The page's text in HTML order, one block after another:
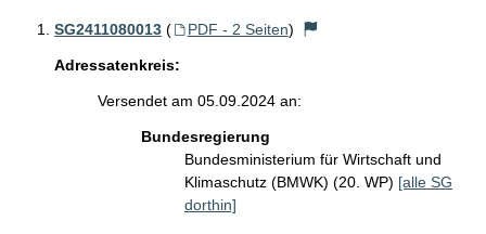
SG2411080013 ( PDF - 2 Seiten)
Adressatenkreis:
Versendet am 05.09.2024 an:
Bundesregierung
Bundesministerium für Wirtschaft und
Klimaschutz (BMWK) (20. WP) [alle SG
dorthin]